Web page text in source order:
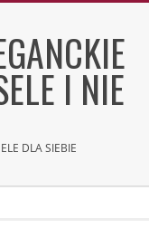
I NIE
DLA SIEBIE